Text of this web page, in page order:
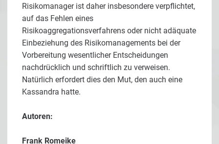
Risikomanager ist daher insbesondere verpflichtet,
auf das Fehlen eines
Risikoaggregationsverfahrens oder nicht adäquate
Einbeziehung des Risikomanagements bei der
Vorbereitung wesentlicher Entscheidungen
nachdrücklich und schriftlich zu verweisen.
Natürlich erfordert dies den Mut, den auch eine
Kassandra hatte.
Autoren:
Frank Romeike